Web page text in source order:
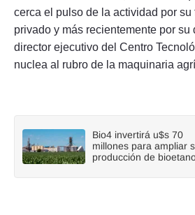
cerca el pulso de la actividad por
privado y más recientemente por su
director ejecutivo del Centro
nuclea al rubro de la maquinaria
Bio4 invertirá u$s 70
millones para ampliar
producción de